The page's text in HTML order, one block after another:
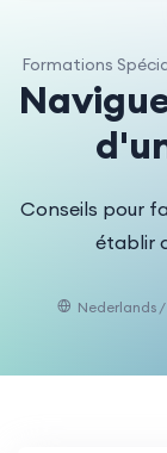
Formations
Conseils pour
établir
Nederlands /